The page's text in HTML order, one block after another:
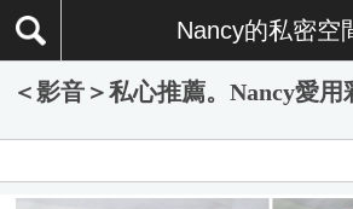
Nancy的私密空
＜影音＞私心推薦。Nancy愛